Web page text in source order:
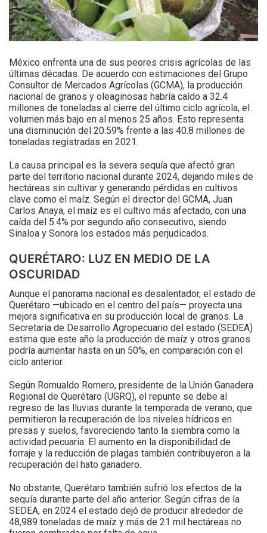
México enfrenta una de sus peores crisis agrícolas de las
últimas décadas. De acuerdo con estimaciones del Grupo
Consultor de Mercados Agrícolas (GCMA), la producción
nacional de granos y oleaginosas habría caído a 32.4
millones de toneladas al cierre del último ciclo agrícola, el
volumen más bajo en al menos 25 años. Esto representa
una disminución del 20.59% frente a las 40.8 millones de
toneladas registradas en 2021.
La causa principal es la severa sequía que afectó gran
parte del territorio nacional durante 2024, dejando miles de
hectáreas sin cultivar y generando pérdidas en cultivos
clave como el maíz. Según el director del GCMA, Juan
Carlos Anaya, el maíz es el cultivo más afectado, con una
caída del 5.4% por segundo año consecutivo, siendo
Sinaloa y Sonora los estados más perjudicados.
QUERÉTARO: LUZ EN MEDIO DE LA
OSCURIDAD
Aunque el panorama nacional es desalentador, el estado de
Querétaro —ubicado en el centro del país— proyecta una
mejora significativa en su producción local de granos. La
Secretaría de Desarrollo Agropecuario del estado (SEDEA)
estima que este año la producción de maíz y otros granos
podría aumentar hasta en un 50%, en comparación con el
ciclo anterior.
Según Romualdo Romero, presidente de la Unión Ganadera
Regional de Querétaro (UGRQ), el repunte se debe al
regreso de las lluvias durante la temporada de verano, que
permitieron la recuperación de los niveles hídricos en
presas y suelos, favoreciendo tanto la siembra como la
actividad pecuaria. El aumento en la disponibilidad de
forraje y la reducción de plagas también contribuyeron a la
recuperación del hato ganadero.
No obstante, Querétaro también sufrió los efectos de la
sequía durante parte del año anterior. Según cifras de la
SEDEA, en 2024 el estado dejó de producir alrededor de
48,989 toneladas de maíz y más de 21 mil hectáreas no